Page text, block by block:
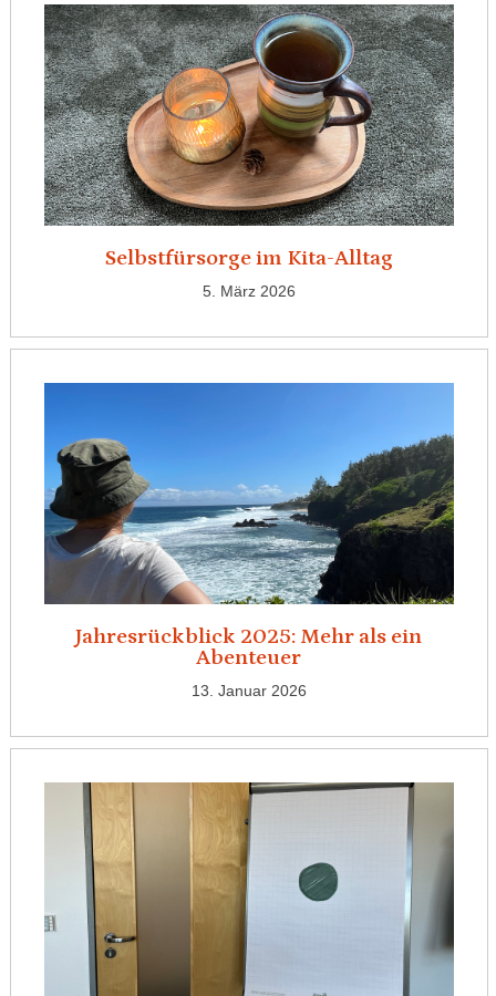
Selbstfürsorge im Kita-Alltag
5. März 2026
Jahresrückblick 2025: Mehr als ein
Abenteuer
13. Januar 2026